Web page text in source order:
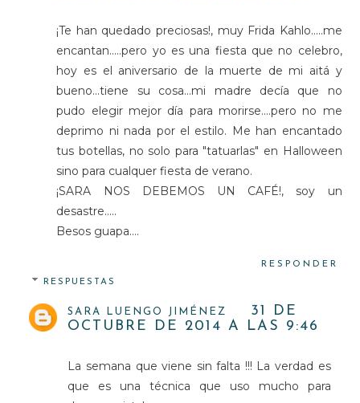
¡Te han quedado preciosas!, muy Frida Kahlo.....me
encantan.....pero yo es una fiesta que no celebro,
hoy es el aniversario de la muerte de mi aitá y
bueno...tiene su cosa...mi madre decía que no
pudo elegir mejor día para morirse....pero no me
deprimo ni nada por el estilo. Me han encantado
tus botellas, no solo para "tatuarlas" en Halloween
sino para cualquer fiesta de verano.
¡SARA NOS DEBEMOS UN CAFÉ!, soy un
desastre.....
Besos guapa....
RESPONDER
RESPUESTAS
SARA LUENGO JIMÉNEZ
31 DE
OCTUBRE DE 2014 A LAS 9:46
La semana que viene sin falta !!! La verdad es
que es una técnica que uso mucho para